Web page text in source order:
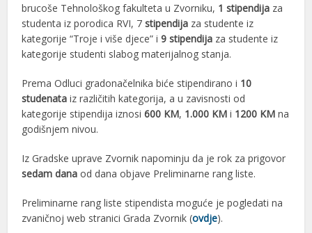
brucoše Tehnološkog fakulteta u Zvorniku, 1 stipendija za
studenta iz porodica RVI, 7 stipendija za studente iz
kategorije “Troje i više djece” i9 stipendija za studente iz
kategorije studenti slabog materijalnog stanja.
Prema Odluci gradonačelnika biće stipendirano i 10
studenata iz različitih kategorija, a u zavisnosti od
kategorije stipendija iznosi600 KM, 1.000 KM i 1200 KM na
godišnjem nivou.
Iz Gradske uprave Zvornik napominju da je rok za prigovor
sedam dana od dana objave Preliminarne rang liste.
Preliminarne rang liste stipendista moguće je pogledati na
zvaničnoj web stranici Grada Zvornik (ovdje).